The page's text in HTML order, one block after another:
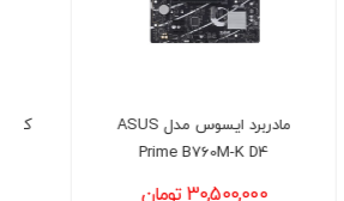
GRIFFIN G9
27,900,000 تومان